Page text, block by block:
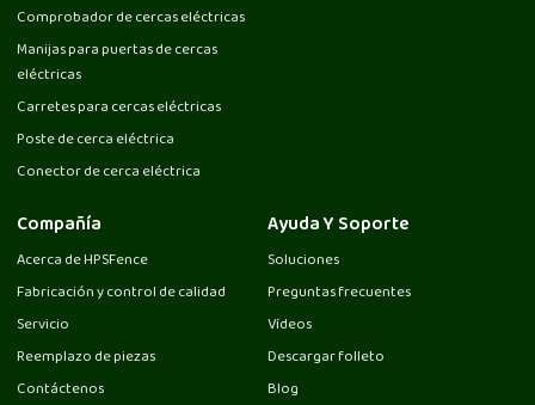
Comprobador de cercas eléctricas
Manijas para puertas de cercas
eléctricas
Carretes para cercas eléctricas
Poste de cerca eléctrica
Conector de cerca eléctrica
Compañía
Acerca de HPSFence
Fabricación y control de calidad
Servicio
Reemplazo de piezas
Contáctenos
Ayuda Y Soporte
Soluciones
Preguntas frecuentes
Vídeos
Descargar folleto
Blog